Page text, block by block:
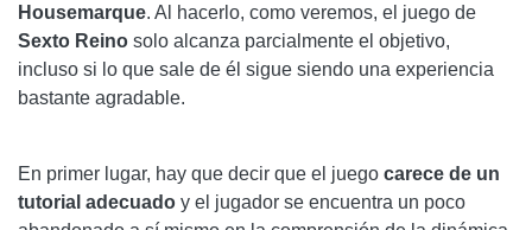
Housemarque. Al hacerlo, como veremos, el juego de
Sexto Reino solo alcanza parcialmente el objetivo,
incluso si lo que sale de él sigue siendo una experiencia
bastante agradable.
En primer lugar, hay que decir que el juego carece de un
tutorial adecuado y el jugador se encuentra un poco